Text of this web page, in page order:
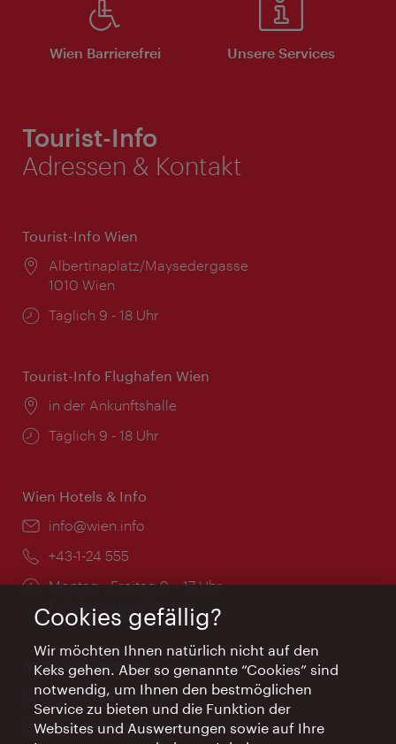
Wien Barrierefrei Unsere Services
Tourist-Info
Adressen & Kontakt
Tourist-Info Wien
Ort:
Albertinaplatz/Maysedergasse
1010 Wien
Öffnungszeiten:
Täglich 9 - 18 Uhr
Tourist-Info Flughafen Wien
Ort:
in der Ankunftshalle
Öffnungszeiten:
Täglich 9 - 18 Uhr
Wien Hotels & Info
Email:
info@wien.info
Telefon:
+43-1-24 555
Öffnungszeiten:
Montag - Freitag 9 – 17 Uhr
Feiertags geschlossen
AI Concierge Wien
Ort:
concierge.wien.info
Öffnungszeiten:
Informationen rund um die Uhr
Cookies gefällig?
Wir möchten Ihnen natürlich nicht auf den
Keks gehen. Aber so genannte “Cookies” sind
notwendig, um Ihnen den bestmöglichen
Service zu bieten und die Funktion der
Websites und Auswertungen sowie auf Ihre